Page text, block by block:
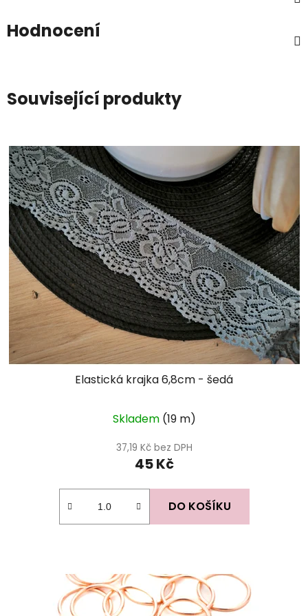
Hodnocení
Související produkty
Elastická krajka 6,8cm - šedá
Skladem (19 m)
37,19 Kč bez DPH
45 Kč
DO KOŠÍKU